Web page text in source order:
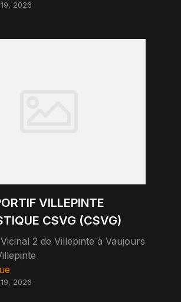
2026
VILLEPINTE
CSVG (CSVG)
2 de Villepinte à Vaujours
2026